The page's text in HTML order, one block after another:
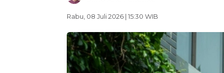
Rabu, 08 Juli 2026 | 15:30 WIB